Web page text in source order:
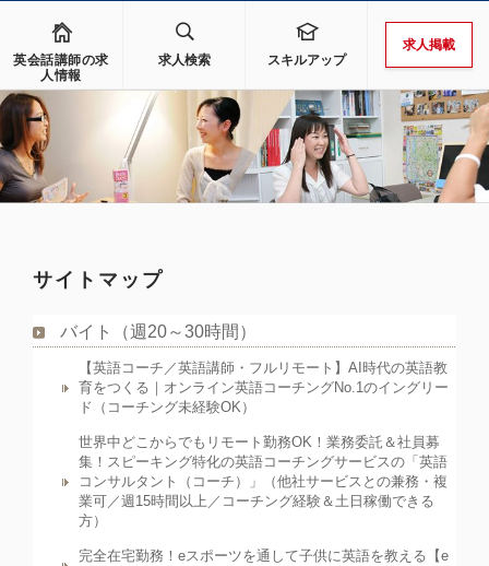
英会話講師の求
人情報
求人検索 スキルアップ
求人掲載
サイトマップ
バイト（週20～30時間）
【英語コーチ／英語講師・フルリモート】AI時代の英語教
育をつくる｜オンライン英語コーチングNo.1のイングリー
ド（コーチング未経験OK）
世界中どこからでもリモート勤務OK！業務委託＆社員募
集！スピーキング特化の英語コーチングサービスの「英語
コンサルタント（コーチ）」（他社サービスとの兼務・複
業可／週15時間以上／コーチング経験＆土日稼働できる
方）
完全在宅勤務！eスポーツを通して子供に英語を教える【e